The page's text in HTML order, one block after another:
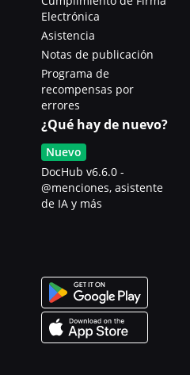
Electrónica
Asistencia
Notas de publicación
Programa de
recompensas por
errores
¿Qué hay de nuevo?
Nuevo
DocHub v6.6.0 -
@menciones, asistente
de IA y más